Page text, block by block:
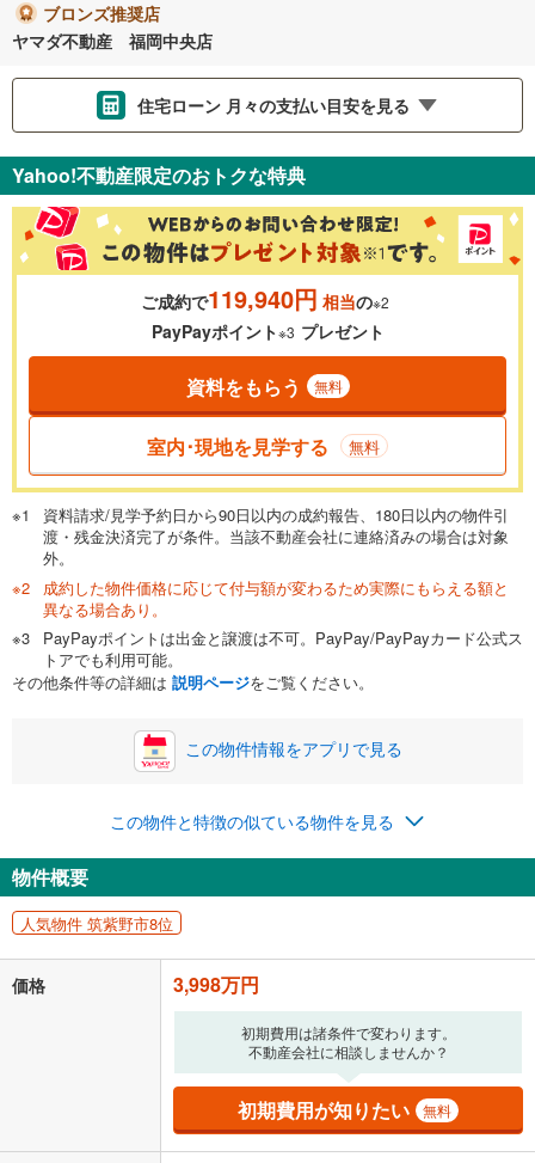
ブロンズ推奨店
ヤマダ不動産 福岡中央店
住宅ローン 月々の支払い目安を見る
金利 ％
0.01%
一般的には最長35年まで借り入れ可能です。多くの金融機関
が完済時の年齢は80歳までを条件としています。
閉じる
頭金 万円
0万円 3,998万円
自己資金から住宅購入にかけられる金額を入力してくださ
い。一般的には物件価格の2割までが目安です。
閉じる
ボーナス
万円
0円
ナス時の増額分（1回分）を入力してください。
ボーナス払いの限度額は金融機関によって異なります。
閉じる
月々の返済額
る値は、実際の金融機関等における貸出金利とは何ら関係がなく、実際
の金融機関等における貸出金利を何ら保証するものではありません。返
済方法「元利均等返済」にて算出しております。入力された金利を35年
適用した場合の計算結果を表示しています。
その他月額費用や、初期費用がかかります。ご注意ください。実際にお
借り入れの際は各金融機関等に、必ずご自身でご確認をお願いいたしま
条件によってお借り入れができないことがあります。
Yahoo!不動産限定のおトクな特典
ご成約で119,940円 相当の※2
PayPayポイント※3 プレゼント
資料をもらう 無料
室内･現地を見学する 無料
資料請求/見学予約日から90日以内の成約報告、180日以内の物件引
渡・残金決済完了が条件。当該不動産会社に連絡済みの場合は対象
外。
成約した物件価格に応じて付与額が変わるため実際にもらえる額と
異なる場合あり。
PayPayポイントは出金と譲渡は不可。PayPay/PayPayカード公式ス
トアでも利用可能。
その他条件等の詳細は 説明ページをご覧ください。
この物件情報をアプリで見る
この物件と特徴の似ている物件を見る
物件概要
人気物件 筑紫野市8位
価格 3,998万円
初期費用は諸条件で変わります。
不動産会社に相談しませんか？
初期費用が知りたい 無料